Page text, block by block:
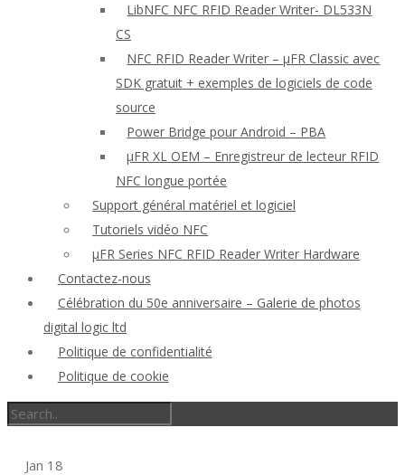
LibNFC NFC RFID Reader Writer- DL533N
CS
NFC RFID Reader Writer – μFR Classic avec
SDK gratuit + exemples de logiciels de code
source
Power Bridge pour Android – PBA
μFR XL OEM – Enregistreur de lecteur RFID
NFC longue portée
Support général matériel et logiciel
Tutoriels vidéo NFC
μFR Series NFC RFID Reader Writer Hardware
Contactez-nous
Célébration du 50e anniversaire – Galerie de photos
digital logic ltd
Politique de confidentialité
Politique de cookie
Jan 18